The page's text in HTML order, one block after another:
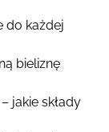
do każdej
bieliznę
jakie składy